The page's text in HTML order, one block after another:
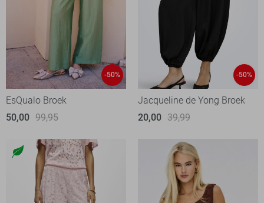
-50%
EsQualo Broek
50,00 99,95
-50%
Jacqueline de Yong Broek
20,00 39,99